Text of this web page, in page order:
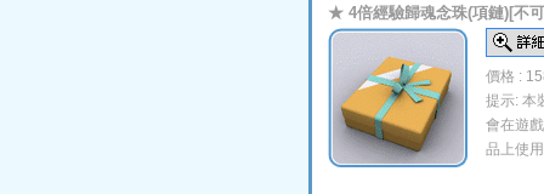
★ 4倍經驗歸魂念珠(項鏈)[不
價格 :
提示: 本
會在遊
品上使